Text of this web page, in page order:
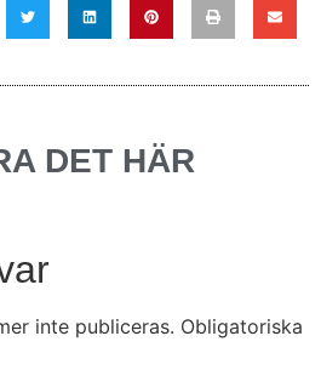
DET HÄR
inte publiceras. Obligatoriska